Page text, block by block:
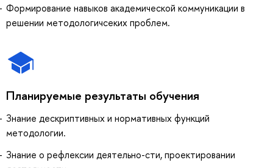
Формирование навыков академической коммуникации в
решении методологичсеких проблем.
Планируемые результаты обучения
Знание дескриптивных и нормативных функций
методологии.
Знание о рефлексии деятельно-сти, проектировании